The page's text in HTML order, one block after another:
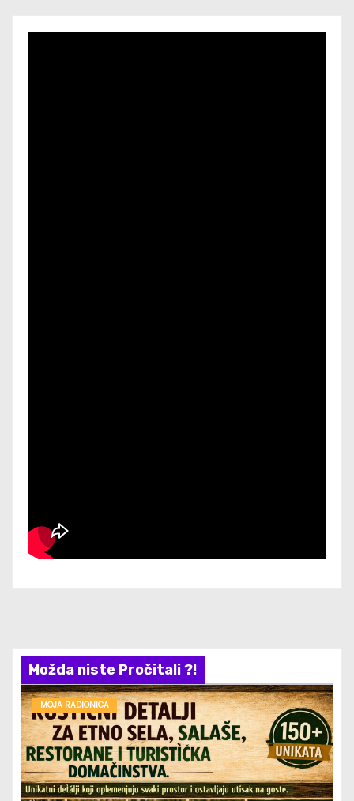
Možda niste Pročitali ?!
MOJA RADIONICA